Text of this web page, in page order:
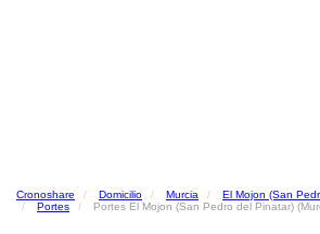
Cronoshare Domicilio Murcia
El Mojon (San
Portes
Portes El Mojon (San Pedro del Pinatar)